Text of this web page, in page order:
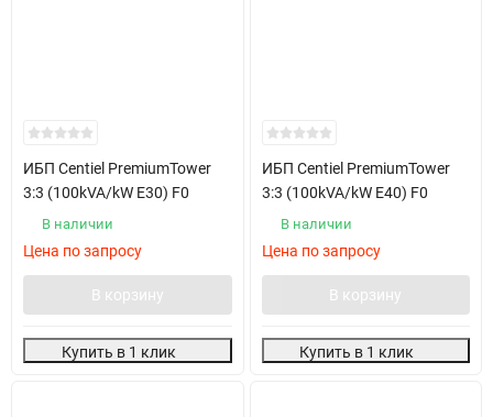
ИБП Centiel PremiumTower
3:3 (100kVA/kW E30) F0
В наличии
Цена по запросу
В корзину
Купить в 1 клик
ИБП Centiel PremiumTower
3:3 (100kVA/kW E40) F0
В наличии
Цена по запросу
В корзину
Купить в 1 клик